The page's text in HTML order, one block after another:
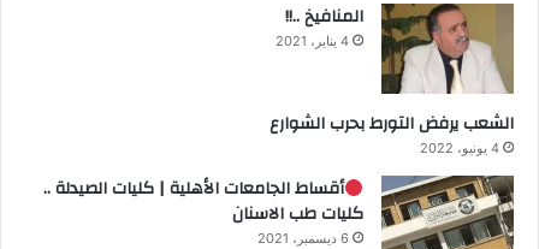
المنافيخ ..!!
4 يناير، 2021
الشعب يرفض التورط بحرب الشوارع
4 يونيو، 2022
أقساط الجامعات الأهلية | كليات الصيدلة ..
كليات طب الاسنان
6 ديسمبر، 2021